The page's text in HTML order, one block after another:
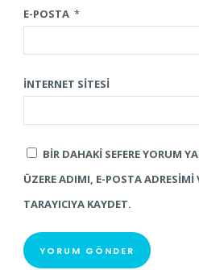
E-POSTA *
İNTERNET SITESI
BIR DAHAKI SEFERE YORUM
ÜZERE ADIMI, E-POSTA ADRESIMI
TARAYICIYA KAYDET.